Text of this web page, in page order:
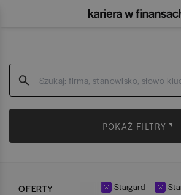
POKAŻ FILTRY
OFERTY
Stargard